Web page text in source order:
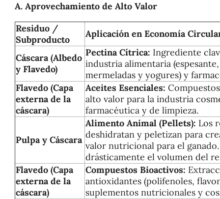
A. Aprovechamiento de Alto Valor
Residuo /
Subproducto
Aplicación en Economía
Cáscara (Albedo
y Flavedo)
Pectina Cítrica: Ingrediente
industria alimentaria
mermeladas y yogures) y
Flavedo (Capa
externa de la
cáscara)
Aceites Esenciales:
alto valor para la industria
farmacéutica y de limpieza.
Pulpa y Cáscara
Alimento Animal (Pellets): Los
deshidratan y peletizan para
valor nutricional para el
drásticamente el volumen del
Flavedo (Capa
externa de la
cáscara)
Compuestos Bioactivos:
antioxidantes (polifenoles,
suplementos nutricionales y